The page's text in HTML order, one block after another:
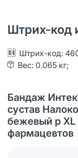
Штрих-код
Штрих-код:
Вес: 0.065 кг;
Бандаж
сустав
бежевый р XL
фармацевтов